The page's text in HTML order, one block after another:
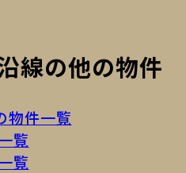
線の他の物件
物件一覧
覧
覧